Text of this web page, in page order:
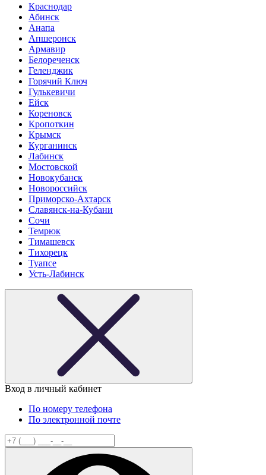
Краснодар
Абинск
Анапа
Апшеронск
Армавир
Белореченск
Геленджик
Горячий Ключ
Гулькевичи
Ейск
Кореновск
Кропоткин
Крымск
Курганинск
Лабинск
Мостовской
Новокубанск
Новороссийск
Приморско-Ахтарск
Славянск-на-Кубани
Сочи
Темрюк
Тимашевск
Тихорецк
Туапсе
Усть-Лабинск
Вход в личный кабинет
По номеру телефона
По электронной почте